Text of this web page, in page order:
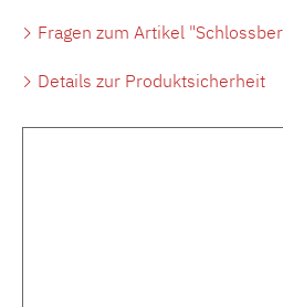
Fragen zum Artikel
Details zur Produktsicherheit